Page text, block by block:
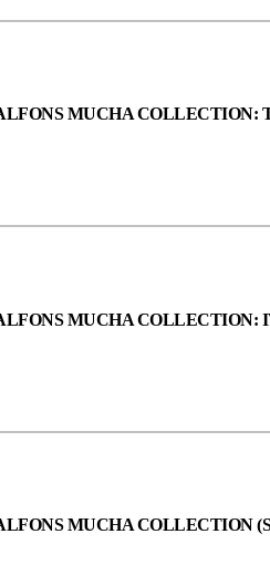
MUCHA COLLECTION:
MUCHA COLLECTION:
MUCHA COLLECTION